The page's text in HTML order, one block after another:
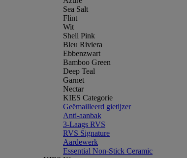
Sea Salt
Flint
Wit
Shell Pink
Bleu Riviera
Ebbenzwart
Bamboo Green
Deep Teal
Garnet
Nectar
KIES Categorie
Geëmailleerd gietijzer
Anti-aanbak
3-Laags RVS
RVS Signature
Aardewerk
Essential Non-Stick Ceramic